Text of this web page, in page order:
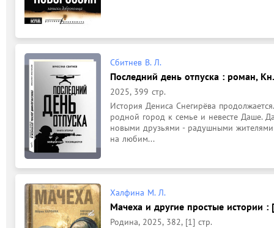
Сбитнев В. Л.
Последний день отпуска : роман,
2025, 399 стр.
История Дениса Снегирёва
родной город к семье и невесте Даше.
новыми друзьями - радушными
на любим...
Халфина М. Л.
Мачеха и другие простые истории :
Родина, 2025, 382, [1] стр.